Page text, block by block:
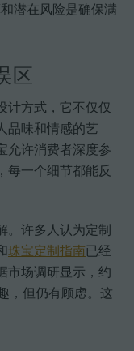
潜在风险是确保满
区
计方式，它不仅仅
品味和情感的艺
允许消费者深度参
每一个细节都能反
。许多人认为定制
珠宝定制指南已经
市场调研显示，约
，但仍有顾虑。这